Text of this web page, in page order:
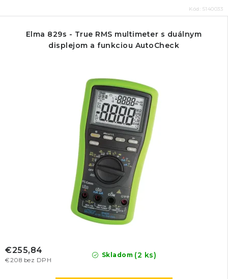
Kód: 5140033
Elma 829s - True RMS multimeter s duálnym
displejom a funkciou AutoCheck
Skladom (2 ks)
€208 bez DPH
€255,84